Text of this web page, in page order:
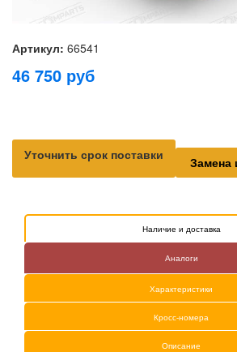
Артикул: 66541
46 750 руб
Уточнить срок поставки Замена
Наличие и доставка
Аналоги
Характеристики
Кросс-номера
Описание